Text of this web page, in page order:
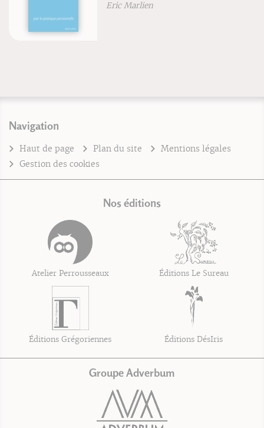
Eric Marlien
Navigation
Haut de page Plan du site
Mentions légales
Gestion des cookies
Nos éditions
Atelier Perrousseaux Éditions Le Sureau
Éditions Grégoriennes Éditions DésIris
Groupe Adverbum